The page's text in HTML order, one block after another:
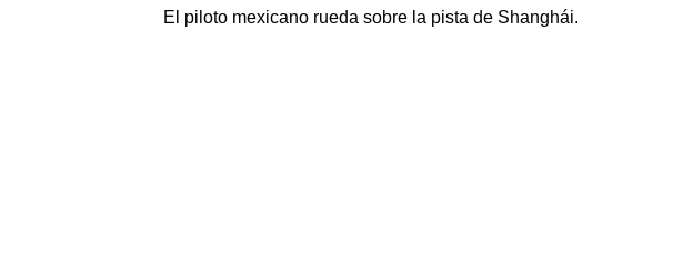
El piloto mexicano rueda sobre la pista de Shanghái.